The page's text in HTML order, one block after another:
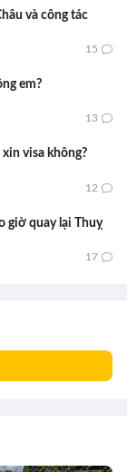
và công tác
15
em?
13
visa không?
12
giờ quay lại Thuỵ
17